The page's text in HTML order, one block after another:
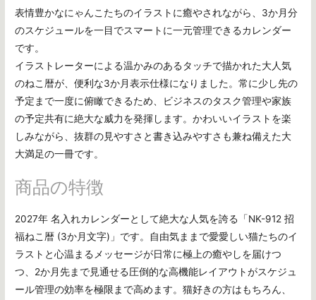
表情豊かなにゃんこたちのイラストに癒やされながら、3か月分
のスケジュールを一目でスマートに一元管理できるカレンダー
です。
イラストレーターによる温かみのあるタッチで描かれた大人気
のねこ暦が、便利な3か月表示仕様になりました。常に少し先の
予定まで一度に俯瞰できるため、ビジネスのタスク管理や家族
の予定共有に絶大な威力を発揮します。かわいいイラストを楽
しみながら、抜群の見やすさと書き込みやすさも兼ね備えた大
大満足の一冊です。
商品の特徴
2027年 名入れカレンダーとして絶大な人気を誇る「NK-912 招
福ねこ暦 (3か月文字)」です。自由気ままで愛愛しい猫たちのイ
ラストと心温まるメッセージが日常に極上の癒やしを届けつ
つ、2か月先まで見通せる圧倒的な高機能レイアウトがスケジュ
ール管理の効率を極限まで高めます。猫好きの方はもちろん、